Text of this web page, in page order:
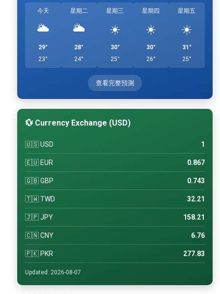
今天
🌥️
29°
23°
星期二
🌥️
28°
24°
星期三
☀️
30°
25°
星期四
☀️
30°
26°
星期五
☀️
31°
25°
查看完整預測
💱 Currency Exchange (USD)
🇺🇸 USD 1
🇪🇺 EUR 0.867
🇬🇧 GBP 0.743
🇹🇼 TWD 32.21
🇯🇵 JPY 158.21
🇨🇳 CNY 6.76
🇵🇰 PKR 277.83
Updated: 2026-08-07